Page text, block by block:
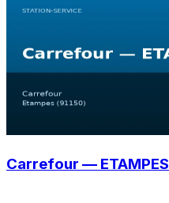
Carrefour — ETAMPES